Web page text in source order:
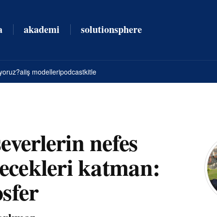
akademi solutionsphere
aiiş modelleripodcastkitle
nefes
katman: